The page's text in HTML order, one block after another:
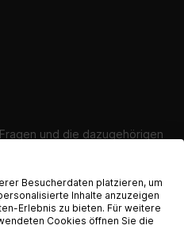
und die dazugehörigen
recognized
that you are from USA.
Version of Radical
Besucherdaten platzieren, um
Inhalte anzuzeigen
Erlebnis zu bieten. Für weitere
Cookies öffnen Sie die